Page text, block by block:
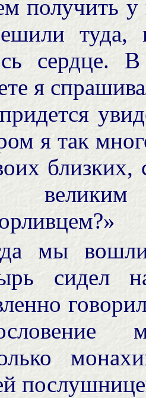
получить у
сердце.
я
я так
близких,
мы
сидел